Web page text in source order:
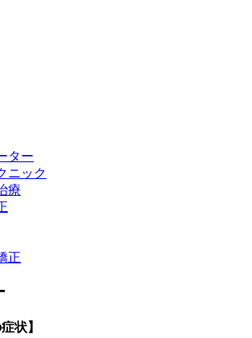
ター
ニック
療
正
状】